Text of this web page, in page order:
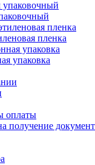
пленка
упаковка
оплаты
получение